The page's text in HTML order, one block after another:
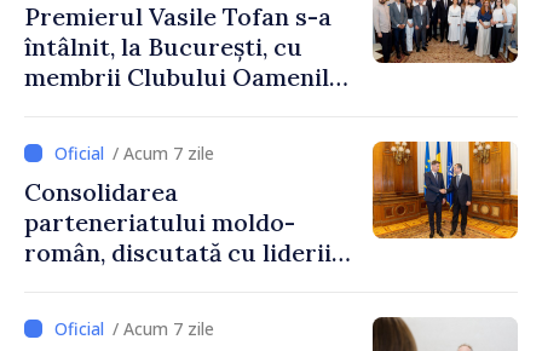
Premierul Vasile Tofan s-a
întâlnit, la București, cu
membrii Clubului Oamenilor
/ Acum 7 zile
Consolidarea
parteneriatului moldo-
român, discutată cu liderii
/ Acum 7 zile